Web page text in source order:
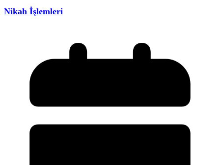
Nikah İşlemleri